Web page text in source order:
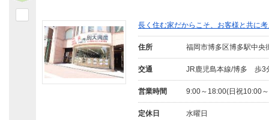
長く住む家だからこそ、お客様と共に
住所 福岡市博多区博多駅中央
交通 JR鹿児島本線/博多 歩3
営業時間 9:00～18:00(日祝10:00
定休日 水曜日